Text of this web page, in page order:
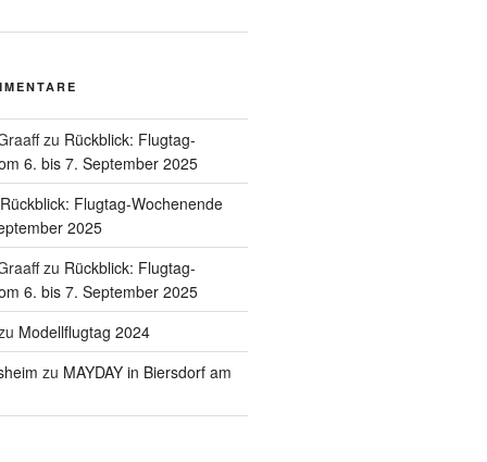
zu Rückblick: Flugtag-
6. bis 7. September 2025
Rückblick: Flugtag-Wochenende
2025
zu Rückblick: Flugtag-
6. bis 7. September 2025
Modellflugtag 2024
zu MAYDAY in Biersdorf am